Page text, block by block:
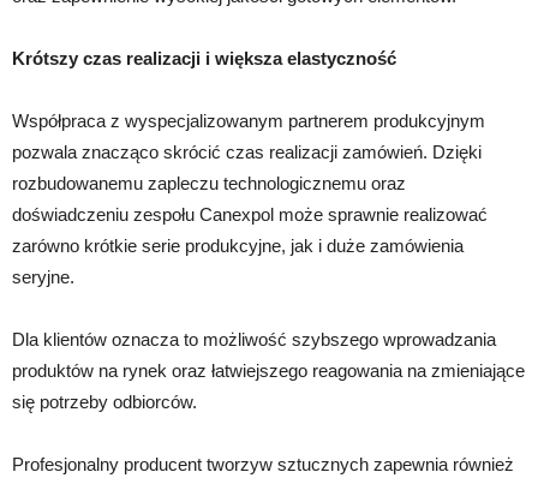
Krótszy czas realizacji i większa elastyczność
Współpraca z wyspecjalizowanym partnerem produkcyjnym
pozwala znacząco skrócić czas realizacji zamówień. Dzięki
rozbudowanemu zapleczu technologicznemu oraz
doświadczeniu zespołu Canexpol może sprawnie realizować
zarówno krótkie serie produkcyjne, jak i duże zamówienia
seryjne.
Dla klientów oznacza to możliwość szybszego wprowadzania
produktów na rynek oraz łatwiejszego reagowania na zmieniające
się potrzeby odbiorców.
Profesjonalny producent tworzyw sztucznych zapewnia również